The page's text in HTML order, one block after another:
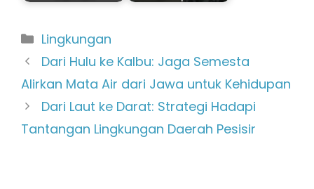
Kategori
Lingkungan
Dari Hulu ke Kalbu: Jaga Semesta
Alirkan Mata Air dari Jawa untuk Kehidupan
Dari Laut ke Darat: Strategi Hadapi
Tantangan Lingkungan Daerah Pesisir